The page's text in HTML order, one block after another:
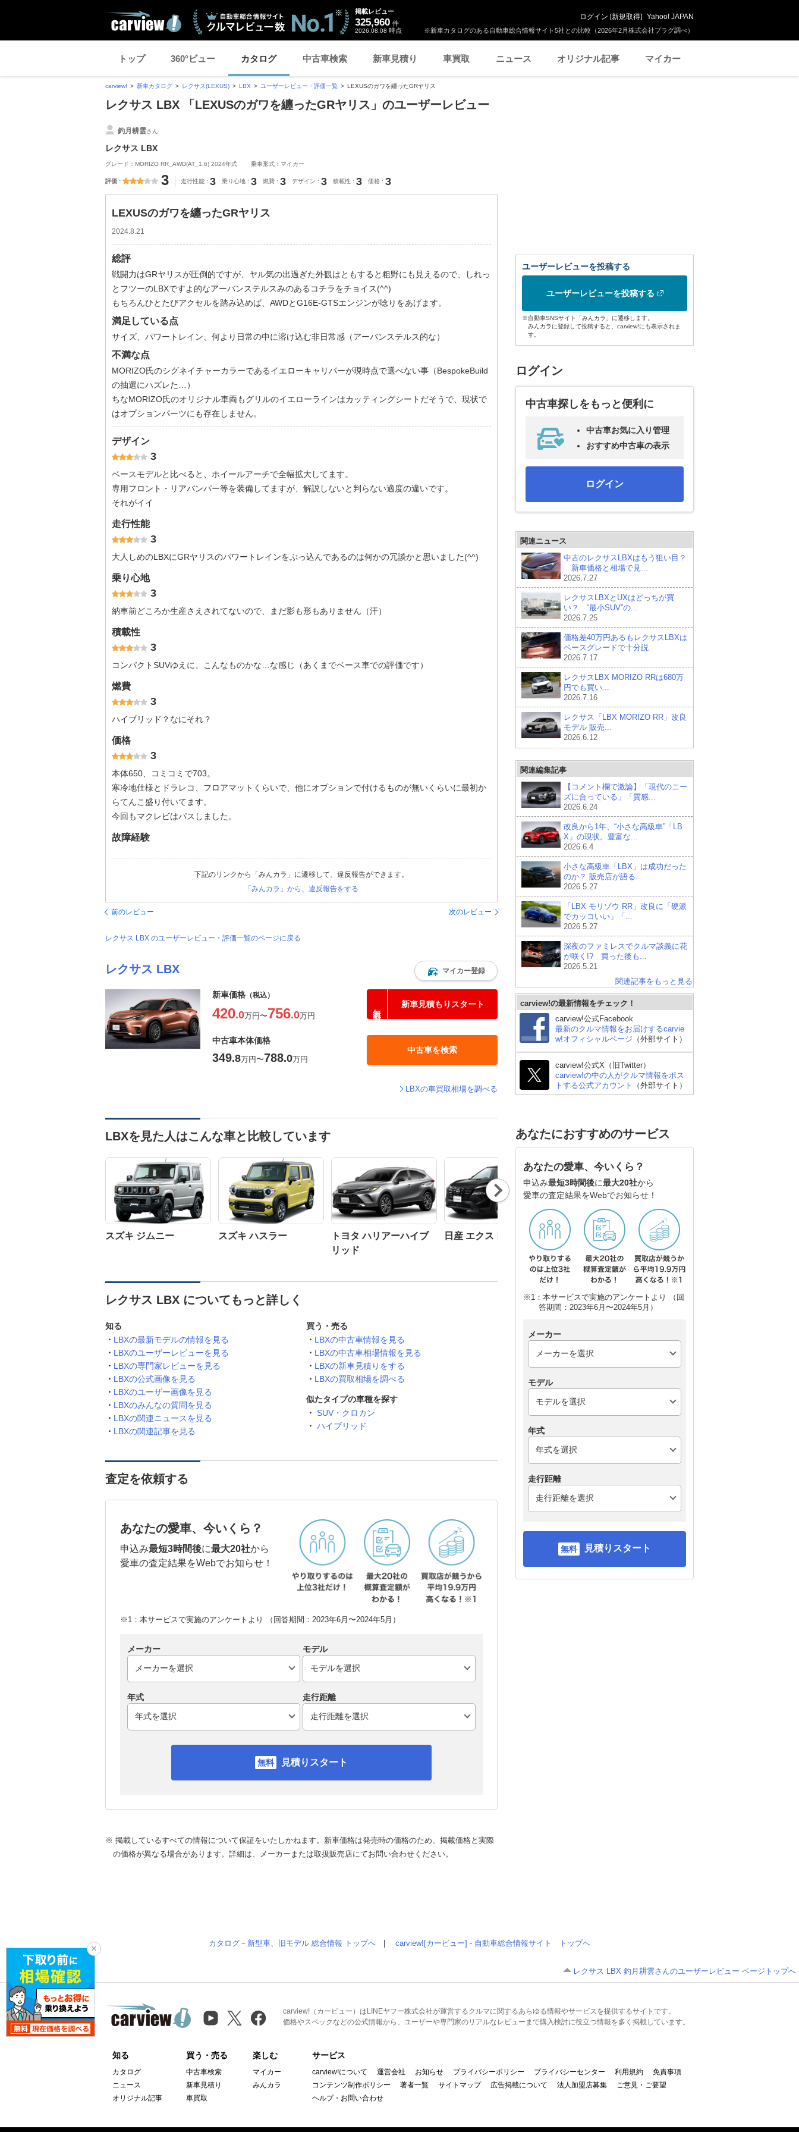
※新車カタログのある自動車総合情報サイト5社との比較（2026年2月株式会社プラグ調べ）
掲載レビュー
325,960 件
2026.08.08 時点
ログイン [新規取得] Yahoo! JAPAN
トップ 360°ビュー カタログ 中古車検索 新車見積り 車買取 ニュース オリジナル記事 マイカー
carview! 新車カタログ レクサス(LEXUS) LBX ユーザーレビュー・評価一覧 LEXUSのガワを纏ったGRヤリス
レクサス LBX 「LEXUSのガワを纏ったGRヤリス」のユーザーレビュー
釣月耕雲さん
レクサス LBX
グレード：MORIZO RR_AWD(AT_1.6) 2024年式 乗車形式：マイカー
評価 3 走行性能 3 乗り心地 3 燃費 3 デザイン 3 積載性 3 価格 3
LEXUSのガワを纏ったGRヤリス
2024.8.21
総評
戦闘力はGRヤリスが圧倒的ですが、ヤル気の出過ぎた外観はともすると粗野にも見えるので、しれっ
とフツーのLBXですよ的なアーバンステルスみのあるコチラをチョイス(^^)
もちろんひとたびアクセルを踏み込めば、AWDとG16E-GTSエンジンが唸りをあげます。
満足している点
サイズ、パワートレイン、何より日常の中に溶け込む非日常感（アーバンステルス的な）
不満な点
MORIZO氏のシグネイチャーカラーであるイエローキャリパーが現時点で選べない事（BespokeBuild
の抽選にハズレた…）
ちなMORIZO氏のオリジナル車両もグリルのイエローラインはカッティングシートだそうで、現状で
はオプションパーツにも存在しません。
デザイン
3
ベースモデルと比べると、ホイールアーチで全幅拡大してます。
専用フロント・リアバンパー等を装備してますが、解説しないと判らない適度の違いです。
それがイイ
走行性能
3
大人しめのLBXにGRヤリスのパワートレインをぶっ込んであるのは何かの冗談かと思いました(^^)
乗り心地
3
納車前どころか生産さえされてないので、まだ影も形もありません（汗）
積載性
3
コンパクトSUVゆえに、こんなものかな…な感じ（あくまでベース車での評価です）
燃費
3
ハイブリッド？なにそれ？
価格
3
本体650、コミコミで703。
寒冷地仕様とドラレコ、フロアマットくらいで、他にオプションで付けるものが無いくらいに最初か
らてんこ盛り付いてます。
今回もマクレビはパスしました。
故障経験
下記のリンクから「みんカラ」に遷移して、違反報告ができます。
「みんカラ」から、違反報告をする
前のレビュー 次のレビュー
レクサス LBX のユーザーレビュー・評価一覧のページに戻る
レクサス LBX マイカー登録
新車価格 （税込）
420.0万円〜756.0万円
新車見積もりスタート
中古車本体価格
349.8万円〜788.0万円
中古車を検索
LBXの車買取相場を調べる
LBXを見た人はこんな車と比較しています
スズキ ジムニー スズキ ハスラー
トヨタ ハリアーハイブ
リッド
日産 エクストレイル
トヨタ ランドクルーザ
ー300
スバル フォレスター
Nex
t
レクサス LBX についてもっと詳しく
知る
LBXの最新モデルの情報を見る
LBXのユーザーレビューを見る
LBXの専門家レビューを見る
LBXの公式画像を見る
LBXのユーザー画像を見る
LBXのみんなの質問を見る
LBXの関連ニュースを見る
LBXの関連記事を見る
買う・売る
LBXの中古車情報を見る
LBXの中古車相場情報を見る
LBXの新車見積りをする
LBXの買取相場を調べる
似たタイプの車種を探す
SUV・クロカン
ハイブリッド
査定を依頼する
あなたの愛車、今いくら？
申込み最短3時間後に最大20社から
愛車の査定結果をWebでお知らせ！
※1：本サービスで実施のアンケートより （回答期間：2023年6月〜2024年5月）
メーカー モデル
年式 走行距離
見積りスタート
※ 掲載しているすべての情報について保証をいたしかねます。新車価格は発売時の価格のため、掲載価格と実際
の価格が異なる場合があります。詳細は、メーカーまたは取扱販売店にてお問い合わせください。
ユーザーレビューを投稿する
ユーザーレビューを投稿する
※自動車SNSサイト「みんカラ」に遷移します。
みんカラに登録して投稿すると、carview!にも表示されま
す。
ログイン
中古車探しをもっと便利に
中古車お気に入り管理
おすすめ中古車の表示
ログイン
関連ニュース
中古のレクサスLBXはもう狙い目？
新車価格と相場で見...
2026.7.27
レクサスLBXとUXはどっちが買
い？ “最小SUV”の...
2026.7.25
価格差40万円あるもレクサスLBXは
ベースグレードで十分説
2026.7.17
レクサスLBX MORIZO RRは680万
円でも買い...
2026.7.16
レクサス「LBX MORIZO RR」改良
モデル 販売...
2026.6.12
関連編集記事
【コメント欄で激論】「現代のニー
ズに合っている」「質感...
2026.6.24
改良から1年、“小さな高級車”「LB
X」の現状。豊富な...
2026.6.4
小さな高級車「LBX」は成功だった
のか？ 販売店が語る...
2026.5.27
「LBX モリゾウ RR」改良に「硬派
でカッコいい」「...
2026.5.27
深夜のファミレスでクルマ談義に花
が咲く!? 買った後も...
2026.5.21
関連記事をもっと見る
carview!の最新情報をチェック！
carview!公式Facebook
最新のクルマ情報をお届けするcarvie
w!オフィシャルページ （外部サイト）
carview!公式X（旧Twitter）
carview!の中の人がクルマ情報をポス
トする公式アカウント
（外部サイト）
あなたにおすすめのサービス
あなたの愛車、今いくら？
申込み最短3時間後に最大20社から
愛車の査定結果をWebでお知らせ！
※1：本サービスで実施のアンケートより （回
答期間：2023年6月〜2024年5月）
メーカー
モデル
年式
走行距離
見積りスタート
カタログ－新型車、旧モデル 総合情報 トップへ carview![カービュー] - 自動車総合情報サイト トップへ
レクサス LBX 釣月耕雲さんのユーザーレビュー ページトップへ
carview!（カービュー）はLINEヤフー株式会社が運営するクルマに関するあらゆる情報やサービスを提供するサイトです。
価格やスペックなどの公式情報から、ユーザーや専門家のリアルなレビューまで購入検討に役立つ情報を多く掲載しています。
知る
カタログ
ニュース
オリジナル記事
買う・売る
中古車検索
新車見積り
車買取
楽しむ
マイカー
みんカラ
サービス
carview!について 運営会社 お知らせ プライバシーポリシー プライバシーセンター 利用規約
免責事項
コンテンツ制作ポリシー
著者一覧 サイトマップ 広告掲載について 法人加盟店募集
ご意見・ご要望
ヘルプ・お問い合わせ